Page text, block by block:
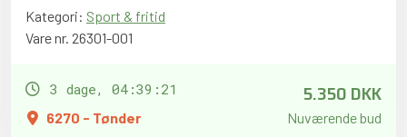
Kategori: Sport & fritid
Vare nr. 26301-001
3 dage, 04:39:20
6270 - Tønder
5.350 DKK
Nuværende bud